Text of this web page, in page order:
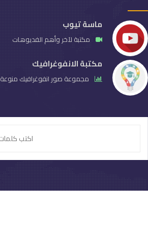
ماسة تيوب
مكتبة لآخر وأهم الفديوهات
مكتبة الانفوغرافيك
مجموعة صور انفوغرافيك منوعة